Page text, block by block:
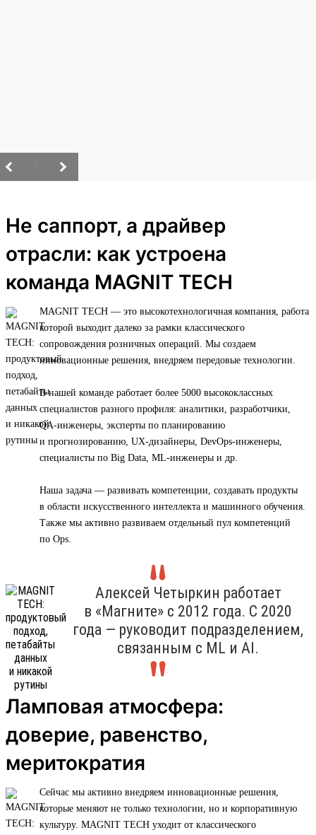
Не саппорт, а драйвер
отрасли: как устроена
команда MAGNIT TECH
MAGNIT TECH — это высокотехнологичная компания, работа
которой выходит далеко за рамки классического
сопровождения розничных операций. Мы создаем
инновационные решения, внедряем передовые технологии.
В нашей команде работает более 5000 высококлассных
специалистов разного профиля: аналитики, разработчики,
QA-инженеры, эксперты по планированию
и прогнозированию, UX-дизайнеры, DevOps-инженеры,
специалисты по Big Data, ML-инженеры и др.
Наша задача — развивать компетенции, создавать продукты
в области искусственного интеллекта и машинного обучения.
Также мы активно развиваем отдельный пул компетенций
по Ops.
Алексей Четыркин работает
в «Магните» с 2012 года. С 2020
года — руководит подразделением,
связанным с ML и AI.
Ламповая атмосфера:
доверие, равенство,
меритократия
Сейчас мы активно внедряем инновационные решения,
которые меняют не только технологии, но и корпоративную
культуру. MAGNIT TECH уходит от классического